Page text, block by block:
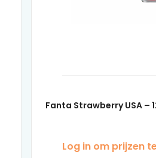
Fanta Strawberry USA –
Log in om prijzen